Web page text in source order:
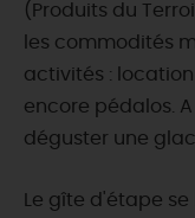
(Produits du
les commodités
activités :
encore pédalos.
déguster une
Le gîte d'étape